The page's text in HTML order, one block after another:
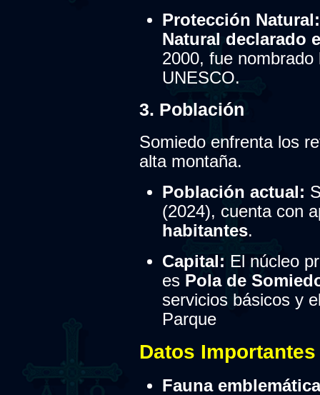
Protección Natural:
Natural declarado
2000, fue nombrado
UNESCO.
3. Población
Somiedo enfrenta los
alta montaña.
Población actual:
(2024), cuenta con
habitantes.
Capital: El núcleo
es Pola de
servicios básicos y
Parque
Datos
Fauna